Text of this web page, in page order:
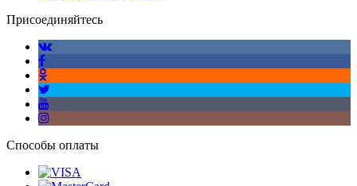
Присоединяйтесь
Способы оплаты